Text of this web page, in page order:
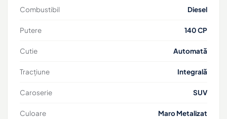
Combustibil Diesel
Putere 140 CP
Cutie Automată
Tracțiune Integrală
Caroserie SUV
Culoare Maro Metalizat